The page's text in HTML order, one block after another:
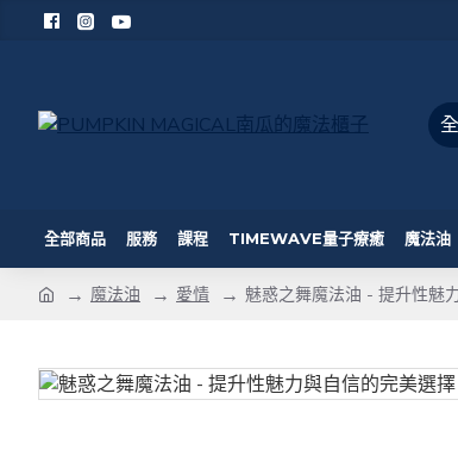
全部商品 服務 課程 TIMEWAVE量子療癒 魔法油
魔法油 愛情 魅惑之舞魔法油 - 提升性魅